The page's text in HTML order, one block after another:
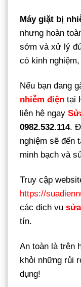
Máy giặt bị
nhưng hoàn
sớm và xử lý
có kinh
Nếu bạn đang
nhiễm điện tại
liên hệ ngay
0982.532.114.
nghiệm sẽ đến
minh bạch và
Truy cập
https://
các dịch vụ
tín.
An toàn là trên
khỏi những rủi
dụng!